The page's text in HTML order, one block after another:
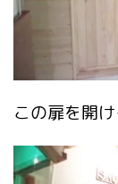
この扉を開